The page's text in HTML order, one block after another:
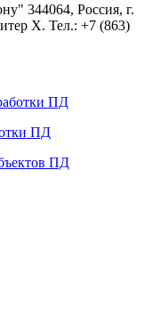
344064, Россия, г.
Х. Тел.: +7 (863)
ПД
ПД
ПД